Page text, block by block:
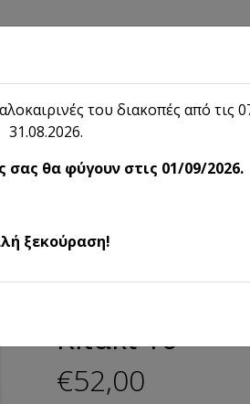
Shop
Δώρου Kitάκι 16
Kitάκι 16
€52,00
του διακοπές από τις
31.08.2026.
σας θα φύγουν στις 01/09/2026.
ξεκούραση!